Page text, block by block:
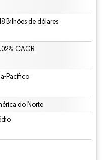
Bilhões de dólares
CAGR
Pacífico
do Norte
atribuição conforme CC BY 4.0.